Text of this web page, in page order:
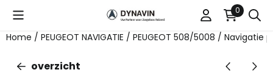
Cookievoorkeuren zijn beschikbaar. Kies instellingen of
0
Home / PEUGEOT NAVIGATIE / PEUGEOT 508/5008 / Navigatie
overzicht